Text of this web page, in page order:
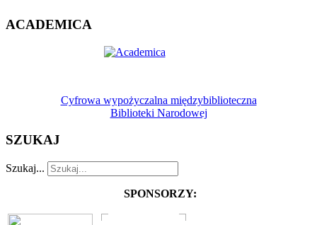
ACADEMICA
Cyfrowa wypożyczalna międzybiblioteczna
Biblioteki Narodowej
SZUKAJ
Szukaj...
SPONSORZY: